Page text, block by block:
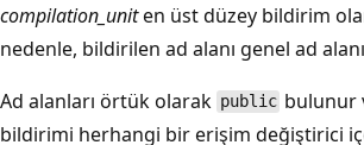
compilation_uniten üst düzey bildirim
nedenle, bildirilen ad alanı genel ad
Ad alanları örtük olarak public bulunur
bildirimi herhangi bir erişim değiştirici